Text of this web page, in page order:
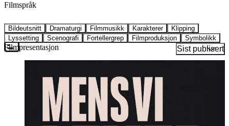
Filmspråk
Bildeutsnitt Dramaturgi Filmmusikk Karakterer
Klipping
Lyssetting
Scenografi Fortellergrep Filmproduksjon Symbolikk
Sist publisert
Filmpresentasjon